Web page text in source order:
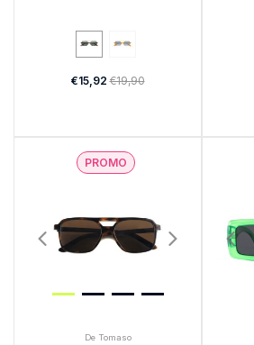
€15,92€19,90
PROMO
De Tomaso